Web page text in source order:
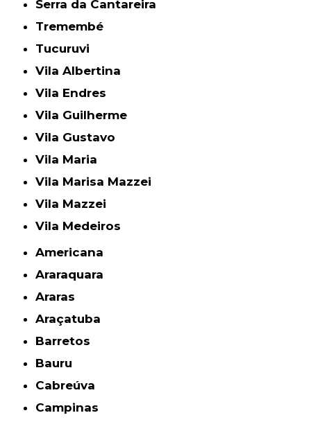
Serra da Cantareira
Tremembé
Tucuruvi
Vila Albertina
Vila Endres
Vila Guilherme
Vila Gustavo
Vila Maria
Vila Marisa Mazzei
Vila Mazzei
Vila Medeiros
Americana
Araraquara
Araras
Araçatuba
Barretos
Bauru
Cabreúva
Campinas